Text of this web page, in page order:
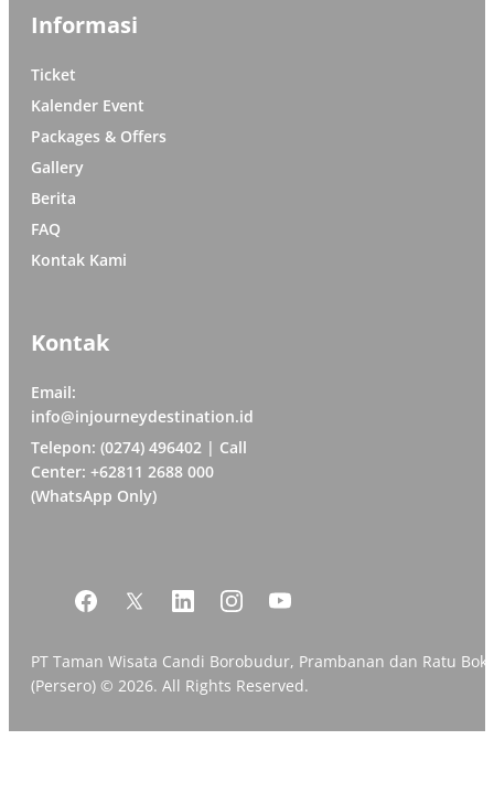
Informasi
Ticket
Kalender Event
Packages & Offers
Gallery
Berita
FAQ
Kontak Kami
Kontak
Email:
info@injourneydestination.id
Telepon: (0274) 496402 | Call
Center: +62811 2688 000
(WhatsApp Only)
PT Taman Wisata Candi Borobudur, Prambanan dan Ratu
(Persero) © 2026. All Rights Reserved.